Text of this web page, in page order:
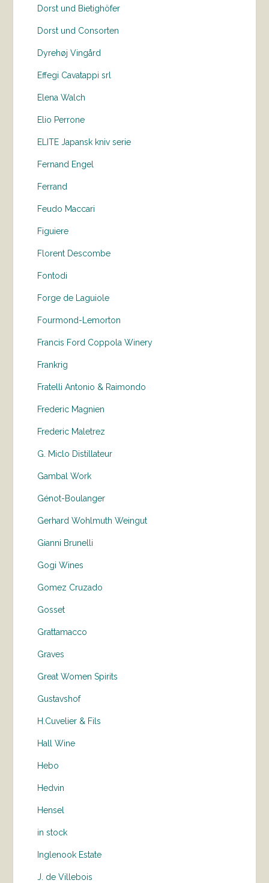
Dorst und Bietighöfer
Dorst und Consorten
Dyrehøj Vingård
Effegi Cavatappi srl
Elena Walch
Elio Perrone
ELITE Japansk kniv serie
Fernand Engel
Ferrand
Feudo Maccari
Figuiere
Florent Descombe
Fontodi
Forge de Laguiole
Fourmond-Lemorton
Francis Ford Coppola Winery
Frankrig
Fratelli Antonio & Raimondo
Frederic Magnien
Frederic Maletrez
G. Miclo Distillateur
Gambal Work
Génot-Boulanger
Gerhard Wohlmuth Weingut
Gianni Brunelli
Gogi Wines
Gomez Cruzado
Gosset
Grattamacco
Graves
Great Women Spirits
Gustavshof
H.Cuvelier & Fils
Hall Wine
Hebo
Hedvin
Hensel
in stock
Inglenook Estate
J. de Villebois